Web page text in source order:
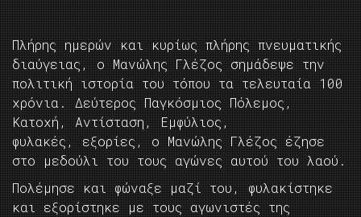
Πλήρης ημερών και κυρίως πλήρης πνευματικής
διαύγειας, ο Μανώλης Γλέζος σημάδεψε την
πολιτική ιστορία του τόπου τα τελευταία 100
χρόνια. Δεύτερος Παγκόσμιος Πόλεμος,
Κατοχή, Αντίσταση, Εμφύλιος,
φυλακές, εξορίες, ο Μανώλης Γλέζος έζησε
στο μεδούλι του τους αγώνες αυτού του λαού.
Πολέμησε και φώναξε μαζί του, φυλακίστηκε
και εξορίστηκε με τους αγωνιστές της